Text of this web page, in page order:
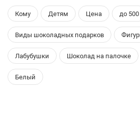
Кому Детям Цена до 500
Виды шоколадных подарков
Лабубушки Шоколад на палочке
Белый